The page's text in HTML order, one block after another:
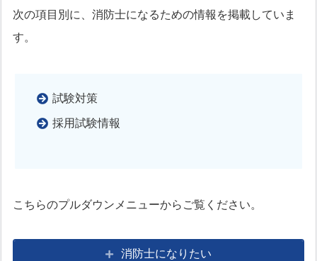
次の項目別に、消防士になるための情報を掲載していま
す。
試験対策
採用試験情報
こちらのプルダウンメニューからご覧ください。
消防士になりたい